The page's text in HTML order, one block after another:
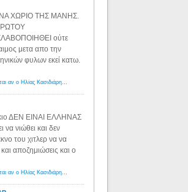
ΧΩΡΙΟ ΤΗΣ ΜΑΝΗΣ.
ούτε
μετα απο την
φυλων εκεί κατω.
Αμερικανοί ρατσιστές αναρωτιούνται αν ο Ηλίας Κασιδιάρης ανήκει στη λευκή φυλή... - Λόγιος Ερμής
ΔΕΝ ΕΙΝΑΙ ΕΛΛΗΝΑΣ
νιώθει και δεν
του χιτλερ να να
και αποζημιώσεις και ο
Αμερικανοί ρατσιστές αναρωτιούνται αν ο Ηλίας Κασιδιάρης ανήκει στη λευκή φυλή... - Λόγιος Ερμής